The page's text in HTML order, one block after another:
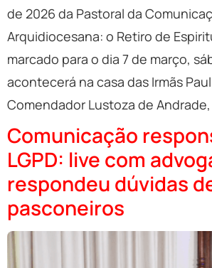
de 2026 da Pastoral da
Arquidiocesana: o Retiro de
marcado para o dia 7 de março,
acontecerá na casa das Irmãs
Comendador Lustoza de Andrade,
Comunicação
LGPD: live com
respondeu dúvidas
pasconeiros